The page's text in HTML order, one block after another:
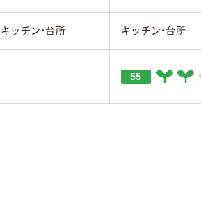
キッチン・台所 キッチン・台所
55